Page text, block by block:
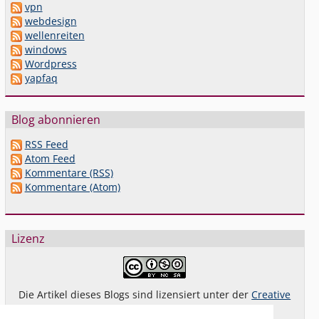
vpn
webdesign
wellenreiten
windows
Wordpress
yapfaq
Blog abonnieren
RSS Feed
Atom Feed
Kommentare (RSS)
Kommentare (Atom)
Lizenz
Die Artikel dieses Blogs sind lizensiert unter derCreative